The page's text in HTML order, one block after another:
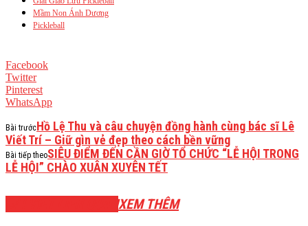
Mầm Non Ánh Dương
Pickleball
Facebook
Twitter
Pinterest
WhatsApp
Bài trướcHồ Lệ Thu và câu chuyện đồng hành cùng bác sĩ Lê
Viết Trí – Giữ gìn vẻ đẹp theo cách bền vững
Bài tiếp theoSIÊU ĐIỂM ĐẾN CẦN GIỜ TỔ CHỨC “LỄ HỘI TRONG
LỄ HỘI” CHÀO XUÂN XUYÊN TẾT
XEM THÊM